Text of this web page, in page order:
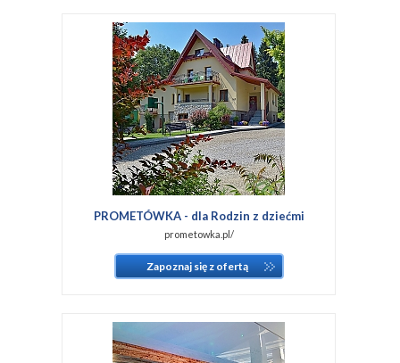
PROMETÓWKA - dla Rodzin z dziećmi
prometowka.pl/
Zapoznaj się z ofertą